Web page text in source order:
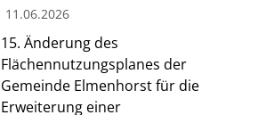
11.06.2026
15. Änderung des
Flächennutzungsplanes der
Gemeinde Elmenhorst für die
Erweiterung einer